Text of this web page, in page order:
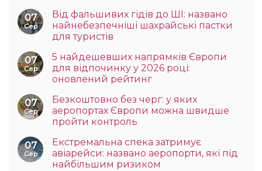
07
Сер
Від фальшивих гідів до ШІ: названо
найнебезпечніші шахрайські пастки
для туристів
07
Сер
5 найдешевших напрямків Європи
для відпочинку у 2026 році:
оновлений рейтинг
07
Сер
Безкоштовно без черг: у яких
аеропортах Європи можна швидше
пройти контроль
07
Сер
Екстремальна спека затримує
авіарейси: названо аеропорти, які під
найбільшим ризиком